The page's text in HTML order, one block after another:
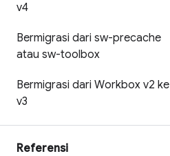
v4
Bermigrasi dari sw-precache
atau sw-toolbox
Bermigrasi dari Workbox v2 ke
v3
Referensi